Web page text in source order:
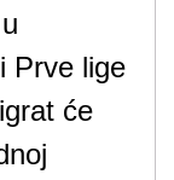
Prve lige
će